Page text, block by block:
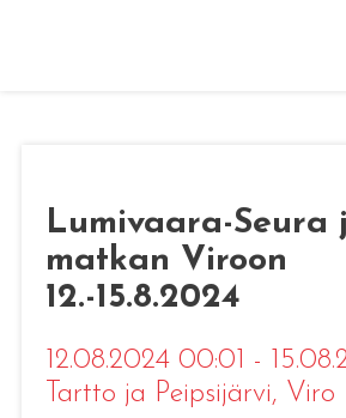
Lumivaara-Seura
matkan Viroon
12.-15.8.2024
12.08.2024 00:01 -
Tartto ja Peipsijärvi, Viro